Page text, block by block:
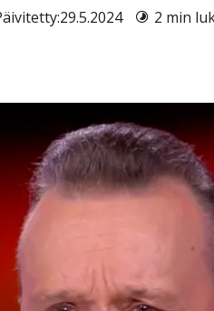
2 min